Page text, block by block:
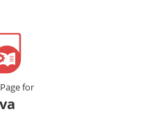
for